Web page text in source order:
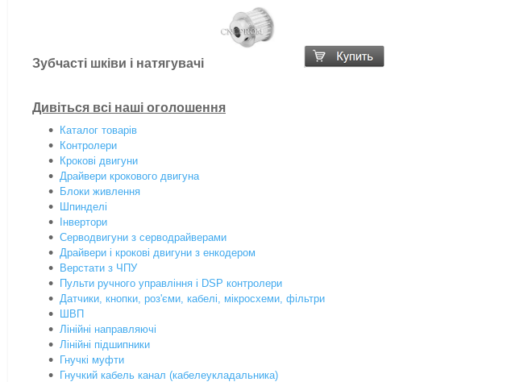
Зубчасті шківи і натягувачі
Дивіться всі наші оголошення
Каталог товарів
Контролери
Крокові двигуни
Драйвери крокового двигуна
Блоки живлення
Шпинделі
Інвертори
Серводвигуни з серводрайверами
Драйвери і крокові двигуни з енкодером
Верстати з ЧПУ
Пульти ручного управління і DSP контролери
Датчики, кнопки, роз'єми, кабелі, мікросхеми, фільтри
ШВП
Лінійні направляючі
Лінійні підшипники
Гнучкі муфти
Гнучкий кабель канал (кабелеукладальника)